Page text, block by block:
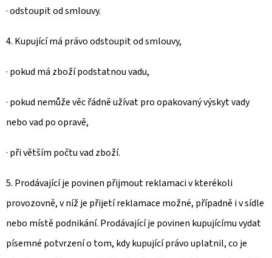
· odstoupit od smlouvy.
4. Kupující má právo odstoupit od smlouvy,
· pokud má zboží podstatnou vadu,
· pokud nemůže věc řádně užívat pro opakovaný výskyt vady
nebo vad po opravě,
· při větším počtu vad zboží.
5. Prodávající je povinen přijmout reklamaci v kterékoli
provozovně, v níž je přijetí reklamace možné, případně i v sídle
nebo místě podnikání. Prodávající je povinen kupujícímu vydat
písemné potvrzení o tom, kdy kupující právo uplatnil, co je